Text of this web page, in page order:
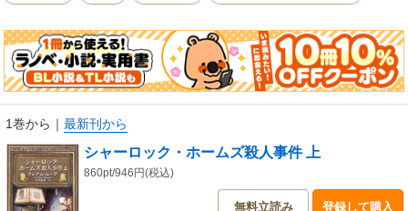
に調査に向かっていた。ロンドンの裏街での冒険の行方は？ 時空を超え
1巻から ｜ 最新刊から
シャーロック・ホームズ殺人事件 上
860pt/946円(税込)
無料立読み 登録して購入